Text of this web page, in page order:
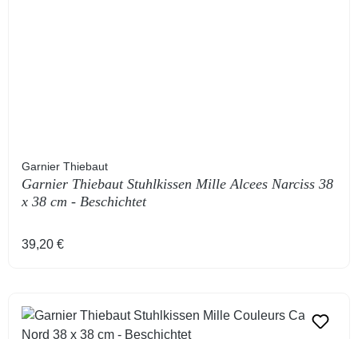
Garnier Thiebaut
Garnier Thiebaut Stuhlkissen Mille Alcees Narciss 38
x 38 cm - Beschichtet
Regulärer Preis:
39,20 €